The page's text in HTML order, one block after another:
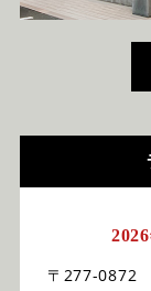
〒277-0872